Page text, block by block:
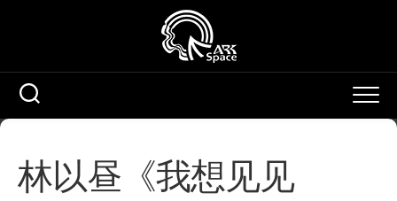
林以昼《我想见见